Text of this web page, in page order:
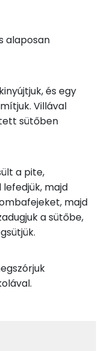
23 kcal
0 kcal
0 kcal
0 kcal
287 kcal
alaposan
és egy
Villával
sütőben
a pite,
lefedjük, majd
majd
a sütőbe,